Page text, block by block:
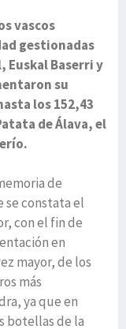
vascos
gestionadas
Euskal Baserri y
su
los 152,43
de Álava, el
de
se constata el
con el fin de
en
mayor, de los
más
ya que en
botellas de la